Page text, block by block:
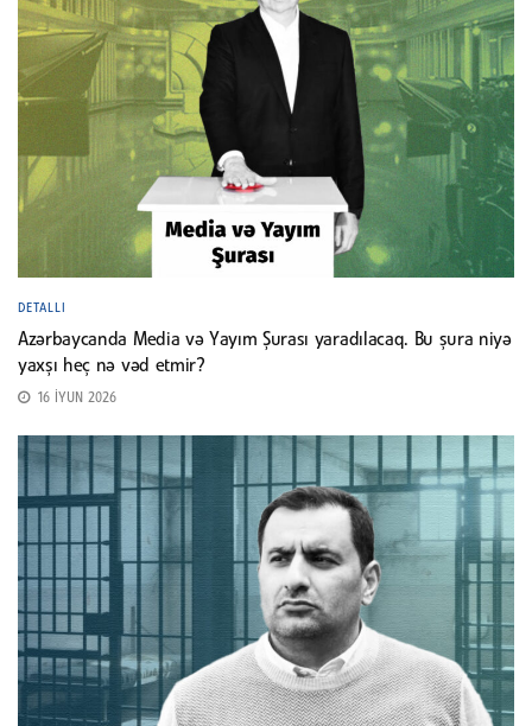
DETALLI
Azərbaycanda Media və Yayım Şurası yaradılacaq. Bu şura niyə
yaxşı heç nə vəd etmir?
16 İYUN 2026